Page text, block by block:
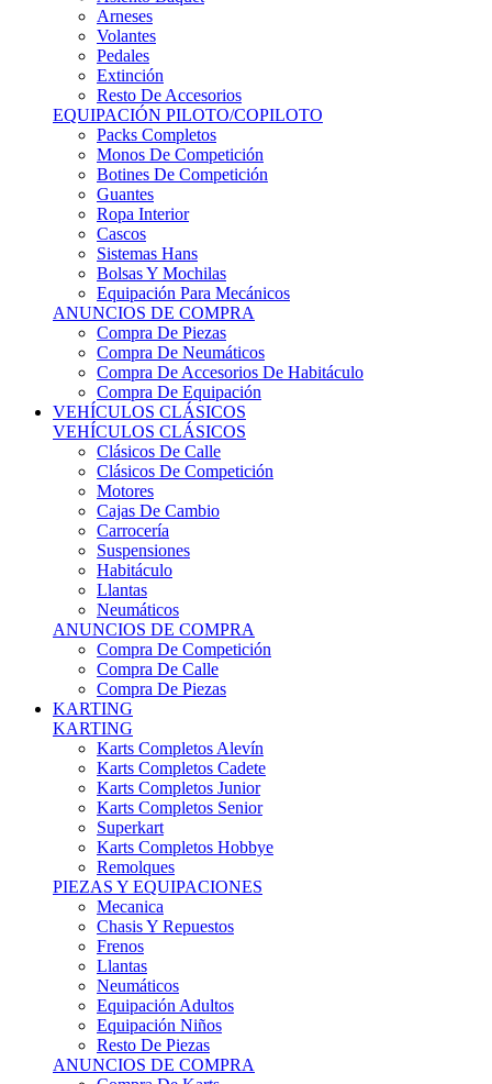
Volantes
Pedales
Extinción
Resto De Accesorios
EQUIPACIÓN PILOTO/COPILOTO
Packs Completos
Monos De Competición
Botines De Competición
Guantes
Ropa Interior
Cascos
Sistemas Hans
Bolsas Y Mochilas
Equipación Para Mecánicos
ANUNCIOS DE COMPRA
Compra De Piezas
Compra De Neumáticos
Compra De Accesorios De Habitáculo
Compra De Equipación
VEHÍCULOS CLÁSICOS
VEHÍCULOS CLÁSICOS
Clásicos De Calle
Clásicos De Competición
Motores
Cajas De Cambio
Carrocería
Suspensiones
Habitáculo
Llantas
Neumáticos
ANUNCIOS DE COMPRA
Compra De Competición
Compra De Calle
Compra De Piezas
KARTING
KARTING
Karts Completos Alevín
Karts Completos Cadete
Karts Completos Junior
Karts Completos Senior
Superkart
Karts Completos Hobbye
Remolques
PIEZAS Y EQUIPACIONES
Mecanica
Chasis Y Repuestos
Frenos
Llantas
Neumáticos
Equipación Adultos
Equipación Niños
Resto De Piezas
ANUNCIOS DE COMPRA
Compra De Karts
Compra De Piezas